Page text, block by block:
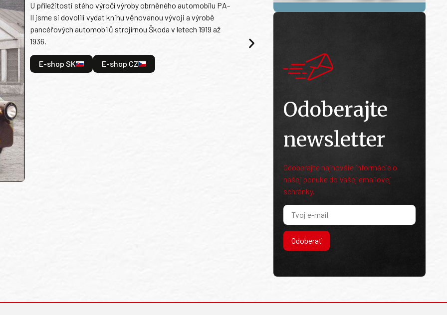
U příležitosti stého výročí výroby obrněného automobilu PA-
II jsme si dovolili vydat knihu věnovanou vývoji a výrobě
pancéřových automobilů strojírnou Škoda v letech 1919 až
1936.
E-shop SK E-shop CZ
Odoberajte
newsletter
Odoberajte najnovšie informácie o
našej ponuke do Vašej emailovej
schránky.
Odoberať